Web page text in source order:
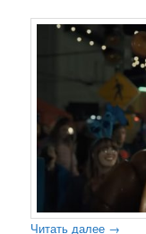
Читать далее →